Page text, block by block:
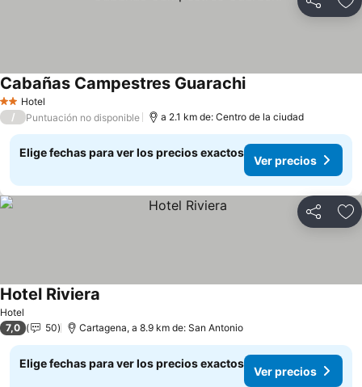
Compartir
2 Estrellas
Hotel
Cabañas Campestres GuarachiVer precios
/ Puntuación no disponible a 2.1 km de: Centro de la ciudad
Elige fechas para ver los precios exactos
Ver precios
Compartir
Hotel
Hotel Riviera
7,0 50 Cartagena, a 8.9 km de: San Antonio
Elige fechas para ver los precios exactos
Ver precios